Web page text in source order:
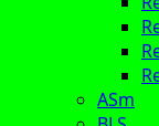
ASm